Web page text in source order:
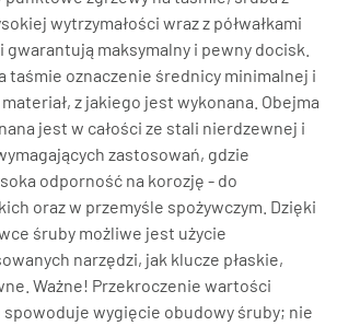
wytrzymałości wraz z półwałkami
gwarantują maksymalny i pewny docisk.
taśmie oznaczenie średnicy minimalnej i
z jakiego jest wykonana. Obejma
jest w całości ze stali nierdzewnej i
zastosowań, gdzie
odporność na korozję - do
oraz w przemyśle spożywczym. Dzięki
śruby możliwe jest użycie
narzędzi, jak klucze płaskie,
Ważne! Przekroczenie wartości
wygięcie obudowy śruby; nie